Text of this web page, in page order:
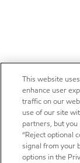
This website
enhance user
traffic on our
use of our site
partners, but
“Reject optional
signal from your
options in the